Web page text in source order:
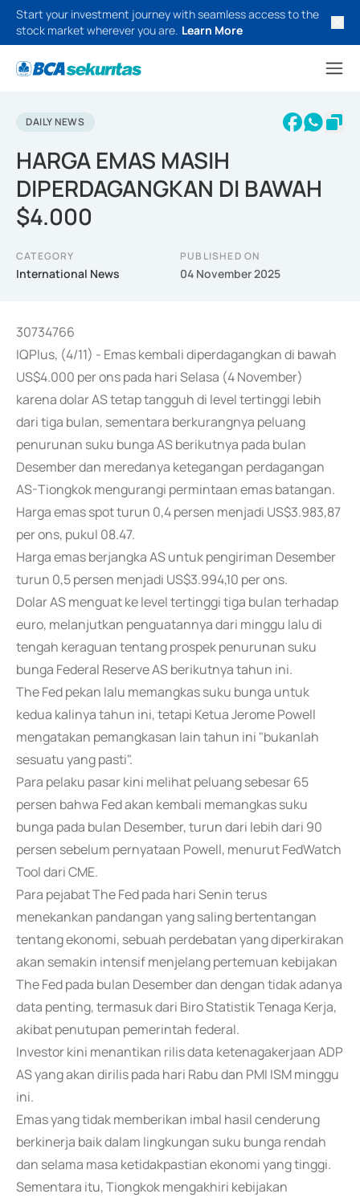
Start your investment journey with seamless access to the
stock market wherever you are. Learn More
DAILY NEWS
HARGA EMAS MASIH
DIPERDAGANGKAN DI BAWAH
$4.000
CATEGORY
International News
PUBLISHED ON
04 November 2025
30734766
IQPlus, (4/11) - Emas kembali diperdagangkan di bawah
US$4.000 per ons pada hari Selasa (4 November)
karena dolar AS tetap tangguh di level tertinggi lebih
dari tiga bulan, sementara berkurangnya peluang
penurunan suku bunga AS berikutnya pada bulan
Desember dan meredanya ketegangan perdagangan
AS-Tiongkok mengurangi permintaan emas batangan.
Harga emas spot turun 0,4 persen menjadi US$3.983,87
per ons, pukul 08.47.
Harga emas berjangka AS untuk pengiriman Desember
turun 0,5 persen menjadi US$3.994,10 per ons.
Dolar AS menguat ke level tertinggi tiga bulan terhadap
euro, melanjutkan penguatannya dari minggu lalu di
tengah keraguan tentang prospek penurunan suku
bunga Federal Reserve AS berikutnya tahun ini.
The Fed pekan lalu memangkas suku bunga untuk
kedua kalinya tahun ini, tetapi Ketua Jerome Powell
mengatakan pemangkasan lain tahun ini "bukanlah
sesuatu yang pasti".
Para pelaku pasar kini melihat peluang sebesar 65
persen bahwa Fed akan kembali memangkas suku
bunga pada bulan Desember, turun dari lebih dari 90
persen sebelum pernyataan Powell, menurut FedWatch
Tool dari CME.
Para pejabat The Fed pada hari Senin terus
menekankan pandangan yang saling bertentangan
tentang ekonomi, sebuah perdebatan yang diperkirakan
akan semakin intensif menjelang pertemuan kebijakan
The Fed pada bulan Desember dan dengan tidak adanya
data penting, termasuk dari Biro Statistik Tenaga Kerja,
akibat penutupan pemerintah federal.
Investor kini menantikan rilis data ketenagakerjaan ADP
AS yang akan dirilis pada hari Rabu dan PMI ISM minggu
ini.
Emas yang tidak memberikan imbal hasil cenderung
berkinerja baik dalam lingkungan suku bunga rendah
dan selama masa ketidakpastian ekonomi yang tinggi.
Sementara itu, Tiongkok mengakhiri kebijakan